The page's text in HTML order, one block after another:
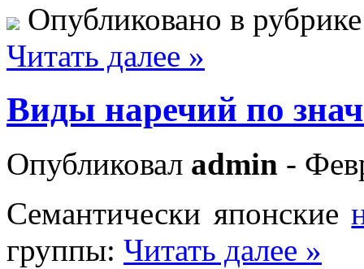
Опубликовано в
Читать далее »
Виды наречий по
Опубликовал admin -
Семантически японские
группы: Читать далее »